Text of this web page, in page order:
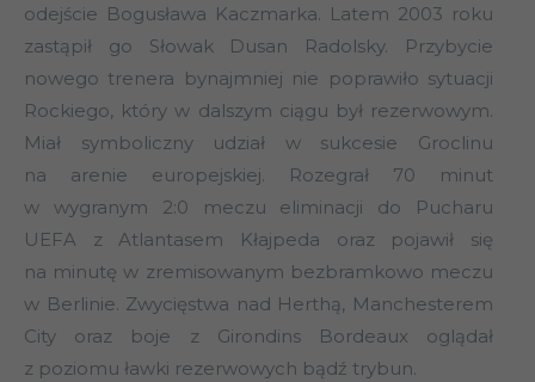
odejście Bogusława Kaczmarka. Latem 2003 roku
zastąpił go Słowak Dusan Radolsky. Przybycie
nowego trenera bynajmniej nie poprawiło sytuacji
Rockiego, który w dalszym ciągu był rezerwowym.
Miał symboliczny udział w sukcesie Groclinu
na arenie europejskiej. Rozegrał 70 minut
w wygranym 2:0 meczu eliminacji do Pucharu
UEFA z Atlantasem Kłajpeda oraz pojawił się
na minutę w zremisowanym bezbramkowo meczu
w Berlinie. Zwycięstwa nad Herthą, Manchesterem
City oraz boje z Girondins Bordeaux oglądał
z poziomu ławki rezerwowych bądź trybun.